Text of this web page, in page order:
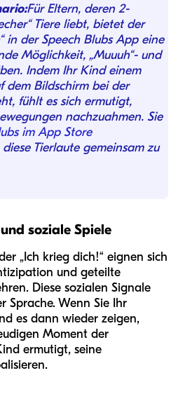
Für Eltern, deren 2-
Tiere liebt, bietet der
in der Speech Blubs App eine
Möglichkeit, „Muuuh“- und
Indem Ihr Kind einem
dem Bildschirm bei der
fühlt es sich ermutigt,
nachzuahmen. Sie
im App Store
Tierlaute gemeinsam zu
soziale Spiele
„Ich krieg dich!“ eignen sich
und geteilte
Diese sozialen Signale
Sprache. Wenn Sie Ihr
es dann wieder zeigen,
Moment der
ermutigt, seine